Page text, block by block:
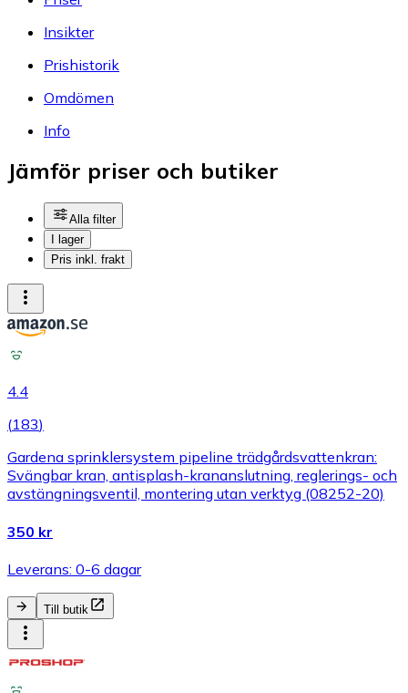
Insikter
Prishistorik
Omdömen
Info
Jämför priser och butiker
Alla filter
I lager
Pris inkl. frakt
4.4
(183)
Gardena sprinklersystem pipeline trädgårdsvattenkran:
Svängbar kran, antisplash-krananslutning, reglerings- och
avstängningsventil, montering utan verktyg (08252-20)
350 kr
Leverans: 0-6 dagar
Till butik